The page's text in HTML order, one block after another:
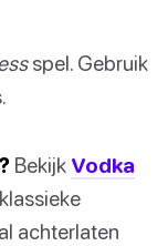
spel. Gebruik
Bekijk Vodka
achterlaten